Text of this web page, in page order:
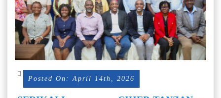
Posted On: April 14th, 2026